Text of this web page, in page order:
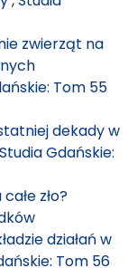
zwierząt na
Tom 55
dekady w
Studia Gdańskie:
zło?
działań w
Tom 56